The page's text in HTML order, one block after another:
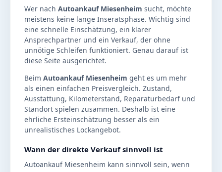
Wer nach Autoankauf Miesenheim sucht, möchte
meistens keine lange Inseratsphase. Wichtig sind
eine schnelle Einschätzung, ein klarer
Ansprechpartner und ein Verkauf, der ohne
unnötige Schleifen funktioniert. Genau darauf ist
diese Seite ausgerichtet.
Beim Autoankauf Miesenheim geht es um mehr
als einen einfachen Preisvergleich. Zustand,
Ausstattung, Kilometerstand, Reparaturbedarf und
Standort spielen zusammen. Deshalb ist eine
ehrliche Ersteinschätzung besser als ein
unrealistisches Lockangebot.
Wann der direkte Verkauf sinnvoll ist
Autoankauf Miesenheim kann sinnvoll sein, wenn